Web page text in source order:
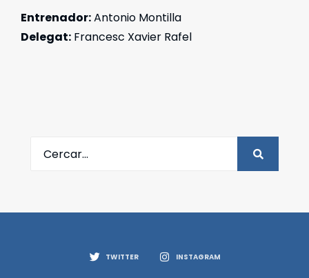
Entrenador:Antonio Montilla
Delegat: Francesc Xavier Rafel
TWITTER INSTAGRAM